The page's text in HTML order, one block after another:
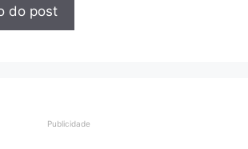
Publicidade